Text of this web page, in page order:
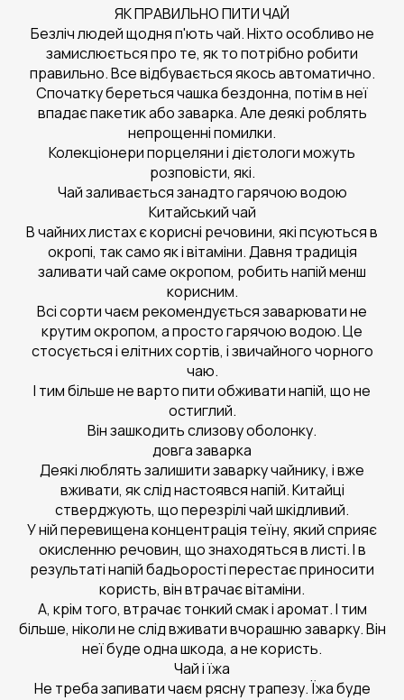
ЯК ПРАВИЛЬНО ПИТИ ЧАЙ
Безліч людей щодня п'ють чай. Ніхто особливо не
замислюється про те, як то потрібно робити
правильно. Все відбувається якось автоматично.
Спочатку береться чашка бездонна, потім в неї
впадає пакетик або заварка. Але деякі роблять
непрощенні помилки.
Колекціонери порцеляни і дієтологи можуть
розповісти, які.
Чай заливається занадто гарячою водою
Китайський чай
В чайних листах є корисні речовини, які псуються в
окропі, так само як і вітаміни. Давня традиція
заливати чай саме окропом, робить напій менш
корисним.
Всі сорти чаєм рекомендується заварювати не
крутим окропом, а просто гарячою водою. Це
стосується і елітних сортів, і звичайного чорного
чаю.
І тим більше не варто пити обживати напій, що не
остиглий.
Він зашкодить слизову оболонку.
довга заварка
Деякі люблять залишити заварку чайнику, і вже
вживати, як слід настоявся напій. Китайці
стверджують, що перезрілі чай шкідливий.
У ній перевищена концентрація теїну, який сприяє
окисленню речовин, що знаходяться в листі. І в
результаті напій бадьорості перестає приносити
користь, він втрачає вітаміни.
А, крім того, втрачає тонкий смак і аромат. І тим
більше, ніколи не слід вживати вчорашню заварку. Він
неї буде одна шкода, а не користь.
Чай і їжа
Не треба запивати чаєм рясну трапезу. Їжа буде